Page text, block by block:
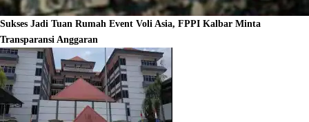
Sukses Jadi Tuan Rumah Event Voli Asia, FPPI Kalbar Minta
Transparansi Anggaran